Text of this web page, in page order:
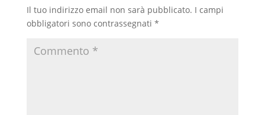
Il tuo indirizzo email non sarà pubblicato. I campi
obbligatori sono contrassegnati *